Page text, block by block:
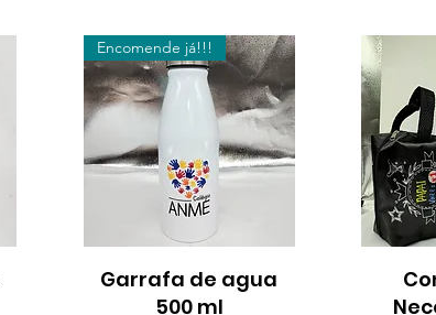
Aperçu rapide
Encomende já!!!
Garrafa de agua
500 ml